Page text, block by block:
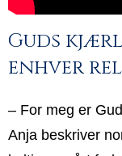
Guds
enhver
– For meg er
Anja beskriver